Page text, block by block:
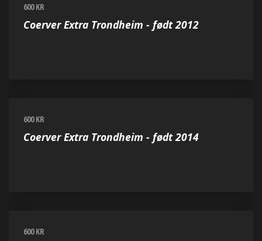
600 KR
Coerver Extra Trondheim - født 2012
600 KR
Coerver Extra Trondheim - født 2014
600 KR